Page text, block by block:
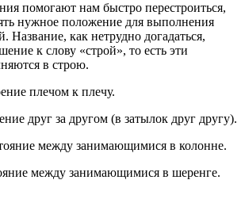
помогают нам быстро перестроиться,
нужное положение для выполнения
Название, как нетрудно догадаться,
к слову «строй», то есть эти
в строю.
плечом к плечу.
друг за другом (в затылок друг другу).
между занимающимися в колонне.
между занимающимися в шеренге.